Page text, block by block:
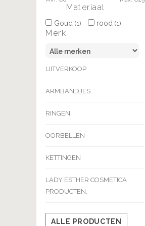
Materiaal
Goud (1) rood (1)
Merk
UITVERKOOP
ARMBANDJES
RINGEN
OORBELLEN
KETTINGEN
LADY ESTHER COSMETICA
PRODUCTEN.
ALLE PRODUCTEN